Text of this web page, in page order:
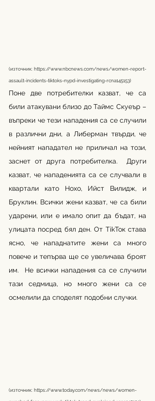
(източник: https://www.nbcnews.com/news/women-report-
assault-incidents-tiktoks-nypd-investigating-rcna145153)
Поне две потребителки казват, че са
били атакувани близо до Таймс Скуеър –
въпреки че тези нападения са се случили
в различни дни, а Либерман твърди, че
нейният нападател не приличал на този,
заснет от друга потребителка.  Други
казват, че нападенията са се случвали в
квартали като Нохо, Ийст Вилидж, и
Бруклин. Всички жени казват, че са били
ударени, или е имало опит да бъдат, на
улицата посред бял ден. От ТikТок става
ясно, че нападнатите жени са много
повече и тепърва ще се увеличава броят
им.  Не всички нападения са се случили
тази седмица, но много жени са се
осмелили да споделят подобни случки.
(източник: https://www.today.com/news/news/women-